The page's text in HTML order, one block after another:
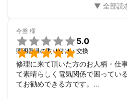
今釜 様


5.0
照明器具の取り付け・交換
修理に来て頂いた方のお人柄・仕
て素晴らしく電気関係で困ってい
てお勧めできる方です。